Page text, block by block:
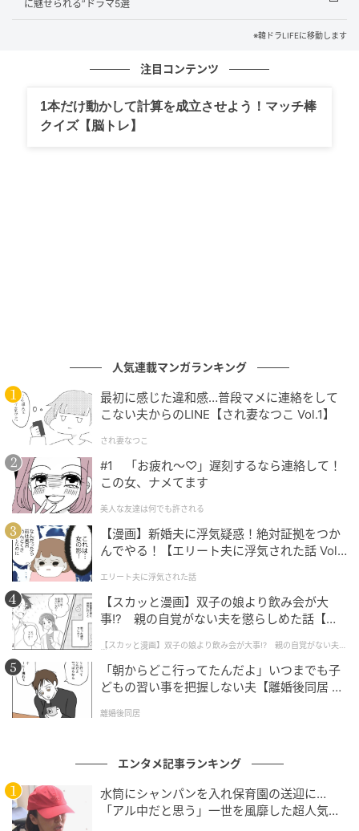
（写真＝ロッテエンターテインメント）
（記事提供＝OSEN）
次の記事
人気すぎて“スカウト詐欺”まで…パク・ジフ
ン主演『弱いヒーロー』制作会社が注意喚起
に魅せられる”ドラマ5選
※韓ドラLIFEに移動します
注目コンテンツ
1本だけ動かして計算を成立させよう！マッチ棒
クイズ【脳トレ】
人気連載マンガランキング
最初に感じた違和感…普段マメに連絡をして
こない夫からのLINE【され妻なつこ Vol.1】
され妻なつこ
#1 「お疲れ〜♡」遅刻するなら連絡して！
この女、ナメてます
美人な友達は何でも許される
【漫画】新婚夫に浮気疑惑！絶対証拠をつか
んでやる！【エリート夫に浮気された話 Vol.
エリート夫に浮気された話
【スカッと漫画】双子の娘より飲み会が大
事!? 親の自覚がない夫を懲らしめた話【第1
【スカッと漫画】双子の娘より飲み会が大事!? 親の自覚がない夫を
懲らしめた話
「朝からどこ行ってたんだよ」いつまでも子
どもの習い事を把握しない夫【離婚後同居 Vo
離婚後同居
エンタメ記事ランキング
水筒にシャンパンを入れ保育園の送迎に…
「アル中だと思う」一世を風靡した超人気タ